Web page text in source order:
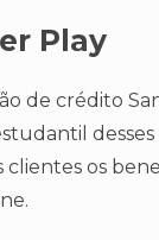
Play
de crédito
desses
os